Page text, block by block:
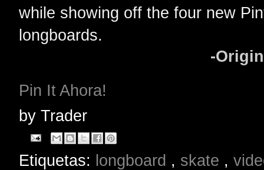
while showing off the four new
longboards.
-
Pin It Ahora!
by Trader
Etiquetas: longboard , skate ,